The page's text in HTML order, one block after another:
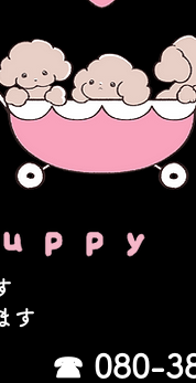
す
​☎ 080-